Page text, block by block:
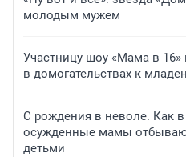
молодым мужем
Участницу шоу «Мама в 16»
в домогательствах к
С рождения в неволе. Как
осужденные мамы
детьми